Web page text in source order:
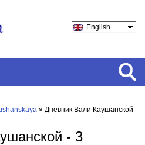
English
» Дневник Вали Каушанской -
- 3